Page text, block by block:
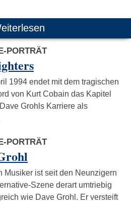
PORTRÄT
1994 endet mit dem tragischen
von Kurt Cobain das Kapitel
Grohls Karriere als
PORTRÄT
Musiker ist seit den Neunzigern
Szene derart umtriebig
wie Dave Grohl. Er versteift